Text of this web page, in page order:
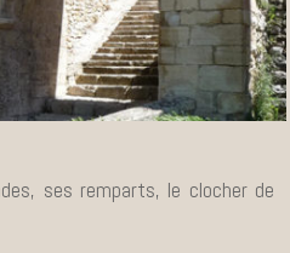
ses remparts, le clocher de